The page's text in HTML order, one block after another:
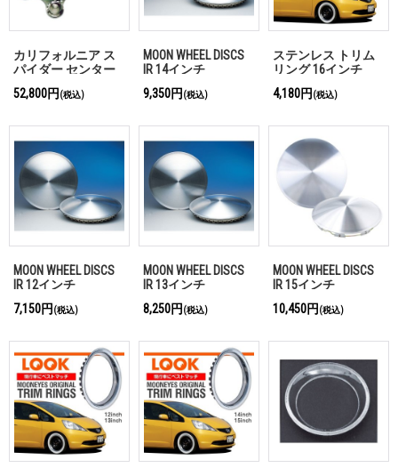
カリフォルニア ス
パイダー センター
キャップ
52,800円 (税込)
MOON WHEEL DISCS
IR 14インチ
9,350円 (税込)
ステンレス トリム
リング 16インチ
4,180円 (税込)
MOON WHEEL DISCS
IR 12インチ
7,150円 (税込)
MOON WHEEL DISCS
IR 13インチ
8,250円 (税込)
MOON WHEEL DISCS
IR 15インチ
10,450円 (税込)